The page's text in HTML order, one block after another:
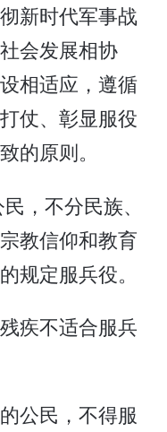
新时代军事战
会发展相协
相适应，遵循
仗、彰显服役
的原则。
，不分民族、
教信仰和教育
规定服兵役。
疾不适合服兵
公民，不得服